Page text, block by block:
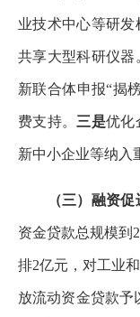
业技术中心等研
共享大型科研仪器
新联合体申报“揭
费支持。 三是优化
新中小企业等纳入
（三）融资促
资金贷款总规模到
排2亿元，对工业
放流动资金贷款予